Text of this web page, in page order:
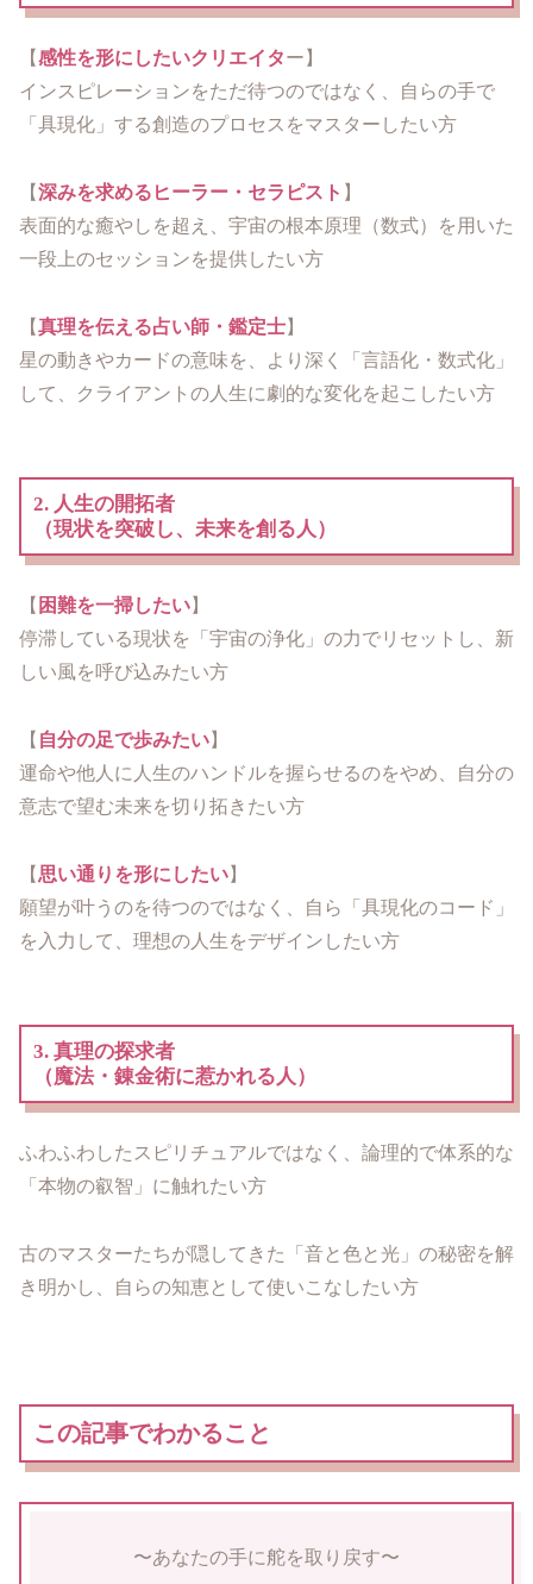
【感性を形にしたいクリエイター】
インスピレーションをただ待つのではなく、自らの手で
「具現化」する創造のプロセスをマスターしたい方
【深みを求めるヒーラー・セラピスト 】
表面的な癒やしを超え、宇宙の根本原理（数式）を用いた
一段上のセッションを提供したい方
【真理を伝える占い師・鑑定士】
星の動きやカードの意味を、より深く「言語化・数式化」
して、クライアントの人生に劇的な変化を起こしたい方
2. 人生の開拓者
（現状を突破し、未来を創る人）
【 困難を一掃したい】
停滞している現状を「宇宙の浄化」の力でリセットし、新
しい風を呼び込みたい方
【 自分の足で歩みたい】
運命や他人に人生のハンドルを握らせるのをやめ、自分の
意志で望む未来を切り拓きたい方
【思い通りを形にしたい】
願望が叶うのを待つのではなく、自ら「具現化のコード」
を入力して、理想の人生をデザインしたい方
3. 真理の探求者
（魔法・錬金術に惹かれる人）
ふわふわしたスピリチュアルではなく、論理的で体系的な
「本物の叡智」に触れたい方
古のマスターたちが隠してきた「音と色と光」の秘密を解
き明かし、自らの知恵として使いこなしたい方
この記事でわかること
〜あなたの手に舵を取り戻す〜